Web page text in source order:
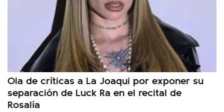
Ola de críticas a La Joaqui por exponer su
separación de Luck Ra en el recital de
Rosalía